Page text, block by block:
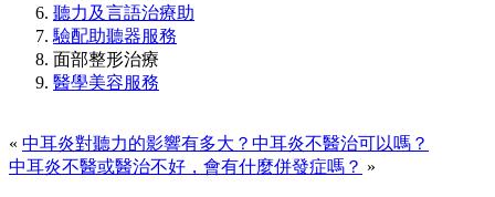
聽力及言語治療助
驗配助聽器服務
面部整形治療
醫學美容服務
« 中耳炎對聽力的影響有多大？中耳炎不醫治可以嗎？
中耳炎不醫或醫治不好，會有什麼併發症嗎？ »